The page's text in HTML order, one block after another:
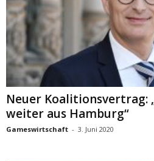
Neuer Koalitionsvertrag:
weiter aus Hamburg“
Gameswirtschaft - 3. Juni 2020